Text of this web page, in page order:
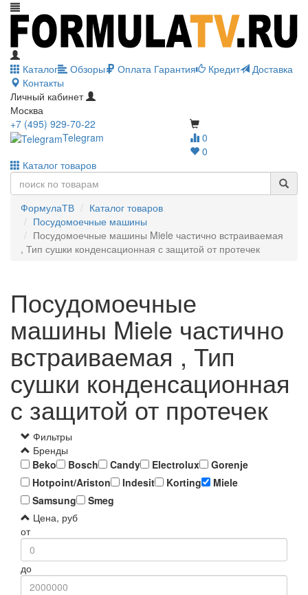
Каталог Обзоры Оплата Гарантия Кредит
Доставка
Контакты
Личный кабинет
Москва
0
0
+7 (495) 929-70-22
Telegram
Каталог товаров
ФормулаТВ
Каталог товаров
Посудомоечные машины
Посудомоечные машины Miele частично встраиваемая
, Тип сушки конденсационная с защитой от протечек
Посудомоечные
машины Miele частично
встраиваемая , Тип
сушки конденсационная
с защитой от протечек
Фильтры
Бренды
Beko
Bosch Candy Electrolux
Gorenje
Hotpoint/Ariston
Indesit Korting
Miele
Samsung
Smeg
Цена, руб
от
до